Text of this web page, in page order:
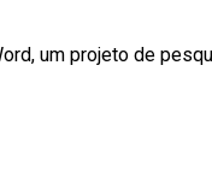
um projeto de